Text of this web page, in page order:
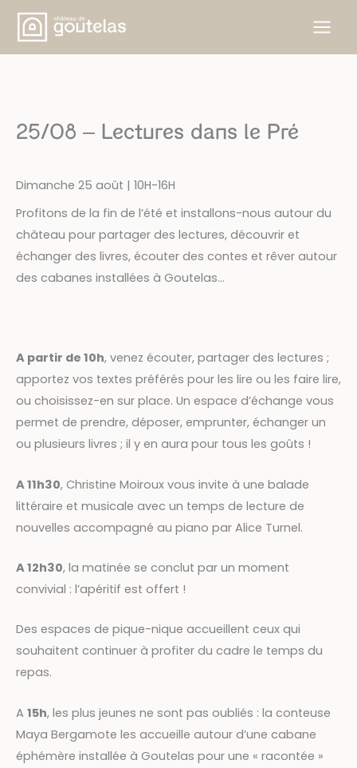
Aller
contenu
25/08 – Lectures dans le Pré
Dimanche 25 août | 10H-16H
Profitons de la fin de l’été et installons-nous autour du
château pour partager des lectures, découvrir et
échanger des livres, écouter des contes et rêver autour
des cabanes installées à Goutelas…
A partir de 10h, venez écouter, partager des lectures ;
apportez vos textes préférés pour les lire ou les faire lire,
ou choisissez-en sur place. Un espace d’échange vous
permet de prendre, déposer, emprunter, échanger un
ou plusieurs livres ; il y en aura pour tous les goûts !
A 11h30, Christine Moiroux vous invite à une balade
littéraire et musicale avec un temps de lecture de
nouvelles accompagné au piano par Alice Turnel.
A 12h30, la matinée se conclut par un moment
convivial : l’apéritif est offert !
Des espaces de pique-nique accueillent ceux qui
souhaitent continuer à profiter du cadre le temps du
repas.
A 15h, les plus jeunes ne sont pas oubliés : la conteuse
Maya Bergamote les accueille autour d’une cabane
éphémère installée à Goutelas pour une « racontée »